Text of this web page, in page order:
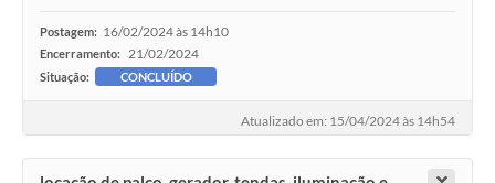
Postagem: 16/02/2024 às 14h10
Encerramento: 21/02/2024
Situação: CONCLUÍDO
Atualizado em: 15/04/2024 às 14h54